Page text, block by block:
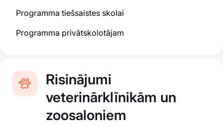
Programma tiešsaistes skolai
Programma privātskolotājam
Risinājumi
veterinārklīnikām un
zoosaloniem